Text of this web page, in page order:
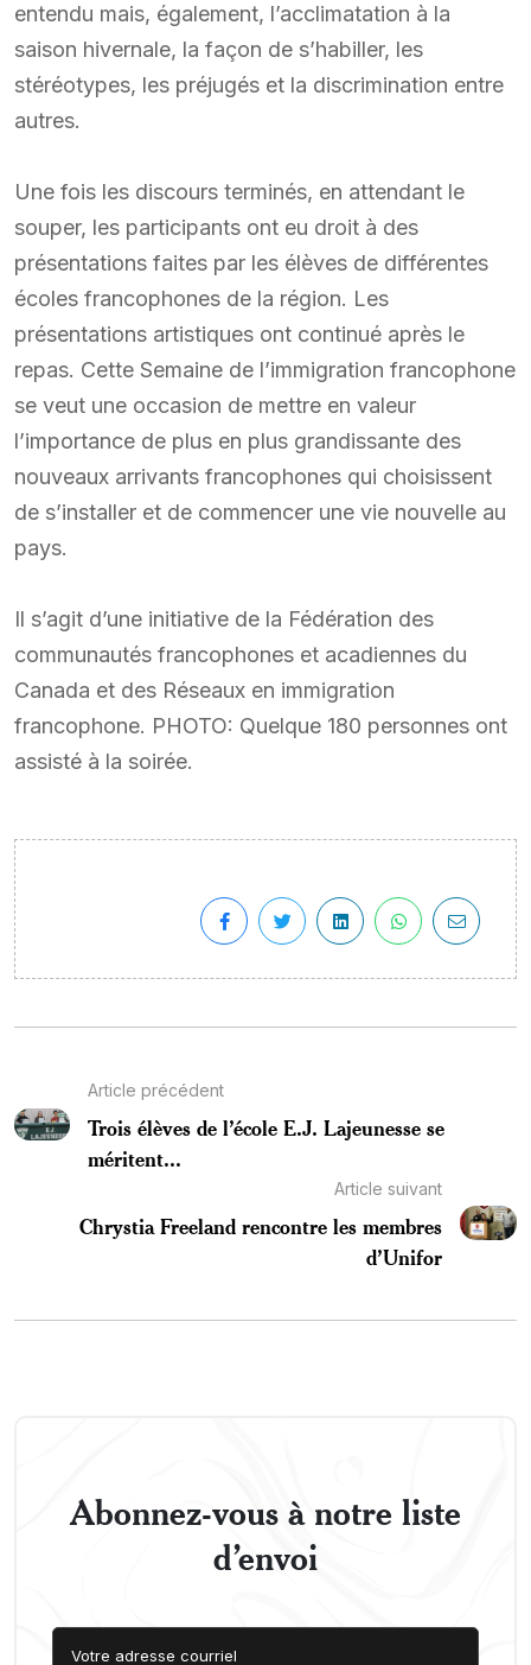
entendu mais, également, l’acclimatation à la
saison hivernale, la façon de s’habiller, les
stéréotypes, les préjugés et la discrimination entre
autres.
Une fois les discours terminés, en attendant le
souper, les participants ont eu droit à des
présentations faites par les élèves de différentes
écoles francophones de la région. Les
présentations artistiques ont continué après le
repas. Cette Semaine de l’immigration francophone
se veut une occasion de mettre en valeur
l’importance de plus en plus grandissante des
nouveaux arrivants francophones qui choisissent
de s’installer et de commencer une vie nouvelle au
pays.
Il s’agit d’une initiative de la Fédération des
communautés francophones et acadiennes du
Canada et des Réseaux en immigration
francophone. PHOTO: Quelque 180 personnes ont
assisté à la soirée.
Article précédent
Trois élèves de l’école E.J. Lajeunesse se
méritent...
Article suivant
Chrystia Freeland rencontre les membres
d’Unifor
Abonnez-vous à notre liste
d’envoi